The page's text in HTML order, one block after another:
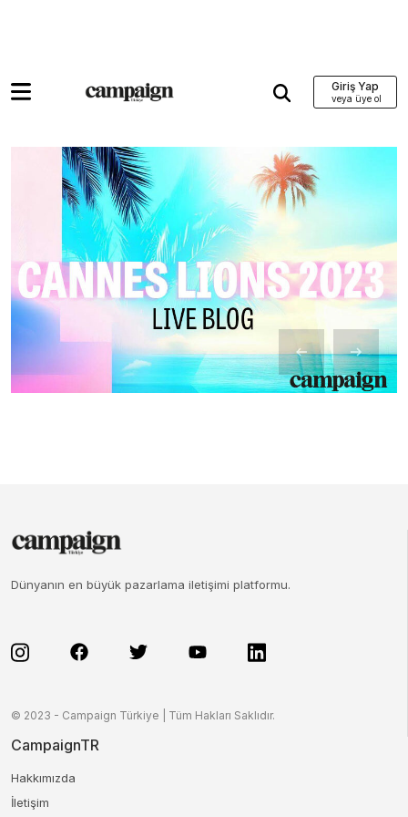
Giriş Yap
Dünyanın en büyük pazarlama iletişimi platformu.
© 2023 - Campaign Türkiye | Tüm Hakları Saklıdır.
CampaignTR
Hakkımızda
İletişim